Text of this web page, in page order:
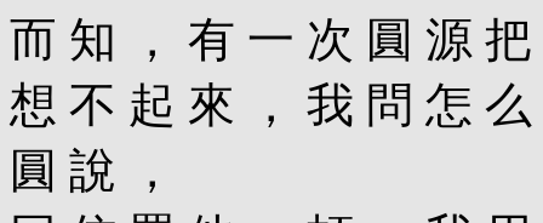
而 知 ， 有 一 次 圓 源
想 不 起 來 ， 我 問 怎
圓 說 ，